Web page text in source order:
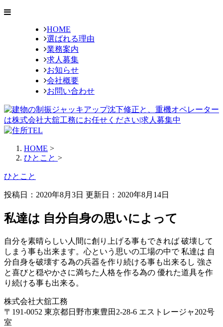
HOME
選ばれる理由
業務案内
求人募集
お知らせ
会社概要
お問い合わせ
HOME >
ひとこと >
ひとこと
投稿日：2020年8月3日 更新日： 2020年8月14日
私達は 自分自身の思いによって
自分を素晴らしい人間に創り上げる事もできれば 破壊して
しまう事も出来ます。心という思いの工場の中で 私達は 自
分自身を破壊する為の兵器を作り続ける事も出来るし 強さ
と喜びと穏やかさに満ちた人格を作る為の 優れた道具を作
り続ける事も出来る。
株式会社大舘工務
〒191-0052 東京都日野市東豊田2-28-6 エストレージャ202号
室